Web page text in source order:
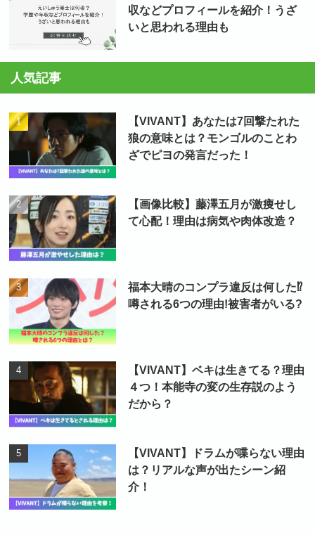
収などプロフィールを紹介！うざ
いと思われる理由も
人気記事
【VIVANT】あなたは7回撃たれた
狼の意味とは？モンゴルのことわ
ざでピヨの発言だった！
【画像比較】藤澤五月が激痩せし
て心配！理由は病気や肉体改造？
福本大晴のコンプラ違反は何した⁉
噂される6つの理由!被害者がいる?
【VIVANT】ベキは生きてる？理由
４つ！本能寺の変の生存説のよう
だから？
【VIVANT】ドラムが喋らない理由
は？リアルな声が出たシーン紹
介！